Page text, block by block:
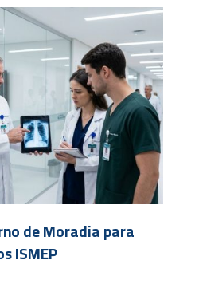
de Moradia para
ISMEP